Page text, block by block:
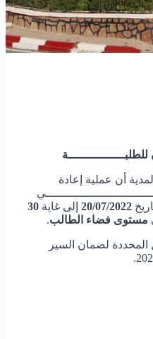
للطلبــــــــــــــــة
أن عملية إعادة
20/07/2022 إلى غاية 30
مستوى فضاء الطالب.
المحددة لضمان السير